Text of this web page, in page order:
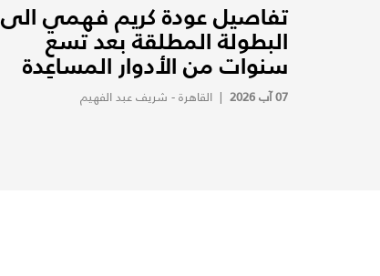
تفاصيل عودة كريم فهمي الى
البطولة المطلقة بعد تسع
سنوات من الأدوار المساعِدة
07 آب 2026 | القاهرة - شريف عبد الفهيم